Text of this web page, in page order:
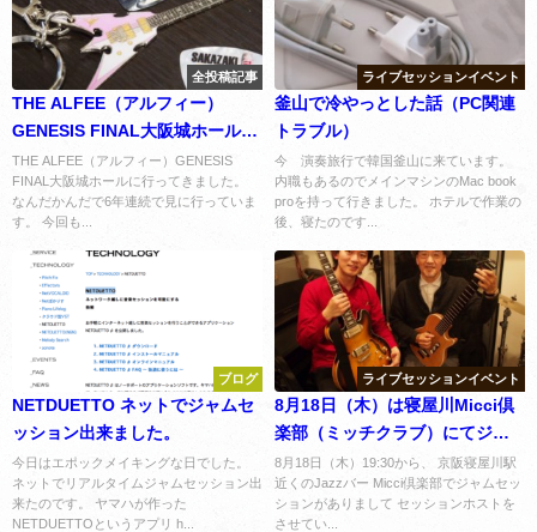
全投稿記事
THE ALFEE（アルフィー）
GENESIS FINAL大阪城ホールに
行ってきました。
THE ALFEE（アルフィー）GENESIS
FINAL大阪城ホールに行ってきました。
なんだかんだで6年連続で見に行っていま
す。 今回も...
ライブセッションイベント
釜山で冷やっとした話（PC関連
トラブル）
今 演奏旅行で韓国釜山に来ています。
内職もあるのでメインマシンのMac book
proを持って行きました。 ホテルで作業の
後、寝たのです...
ブログ
NETDUETTO ネットでジャムセ
ッション出来ました。
今日はエポックメイキングな日でした。
ネットでリアルタイムジャムセッション出
来たのです。 ヤマハが作った
NETDUETTOというアプリ h...
ライブセッションイベント
8月18日（木）は寝屋川Micci倶
楽部（ミッチクラブ）にてジャ
ズジャムセッションホストで
す。
8月18日（木）19:30から、 京阪寝屋川駅
近くのJazzバー Micci倶楽部でジャムセッ
ションがありまして セッションホストを
させてい...